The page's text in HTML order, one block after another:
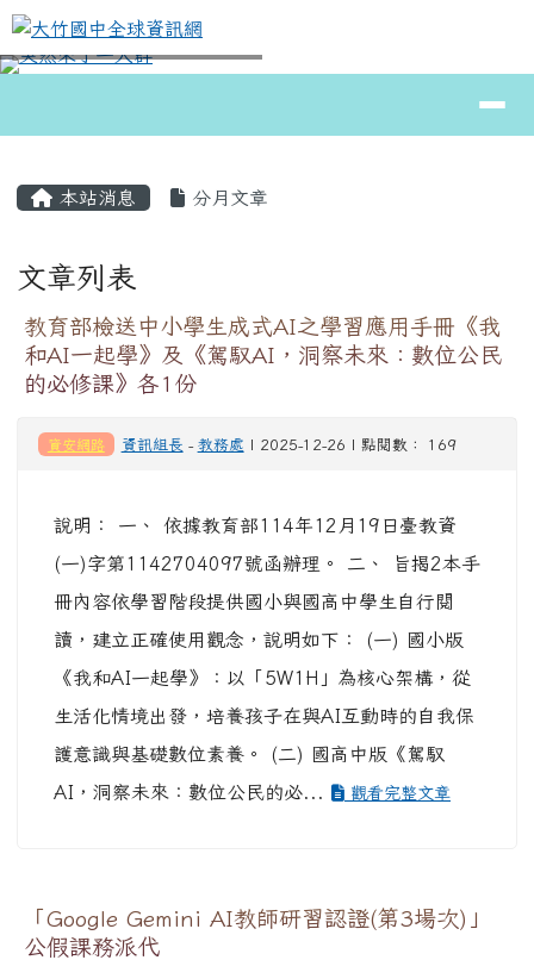
跳至主內容區
大竹國中全球資訊網
⏸
本站消息 分月文章
文章列表
教育部檢送中小學生成式AI之學習應用手冊《我
和AI一起學》及《駕馭AI，洞察未來：數位公民
的必修課》各1份
資安網路 資訊組長 - 教務處 | 2025-12-26 | 點閱數： 169
說明： 一、 依據教育部114年12月19日臺教資
(一)字第1142704097號函辦理。 二、 旨揭2本手
冊內容依學習階段提供國小與國高中學生自行閱
讀，建立正確使用觀念，說明如下： (一) 國小版
《我和AI一起學》：以「5W1H」為核心架構，從
生活化情境出發，培養孩子在與AI互動時的自我保
護意識與基礎數位素養。 (二) 國高中版《駕馭
AI，洞察未來：數位公民的必...
觀看完整文章
「Google Gemini AI教師研習認證(第3場次)」
公假課務派代